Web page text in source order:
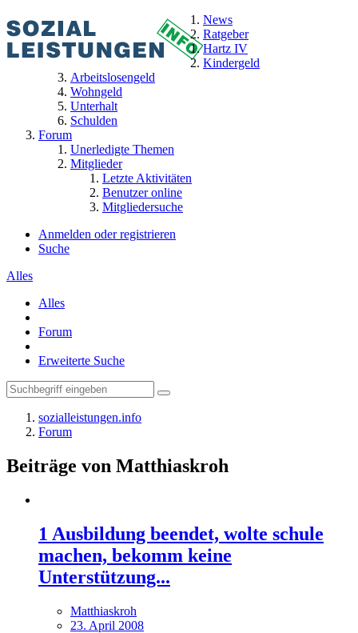
News
Ratgeber
Hartz IV
Kindergeld
Arbeitslosengeld
Wohngeld
Unterhalt
Schulden
Forum
Unerledigte Themen
Mitglieder
Letzte Aktivitäten
Benutzer online
Mitgliedersuche
Anmelden oder registrieren
Suche
Alles
Alles
Forum
Erweiterte Suche
sozialleistungen.info
Forum
Beiträge von Matthiaskroh
1 Ausbildung beendet, wolte schule
machen, bekomm keine
Unterstützung...
Matthiaskroh
23. April 2008